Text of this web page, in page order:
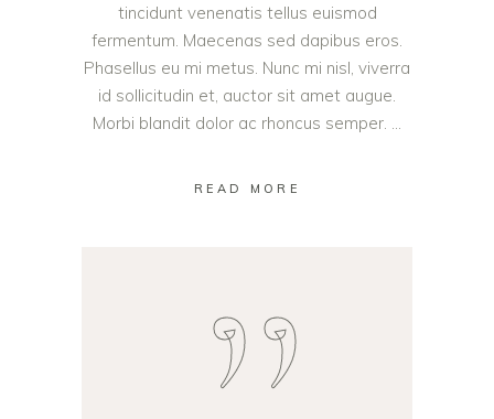
tincidunt venenatis tellus euismod
fermentum. Maecenas sed dapibus eros.
Phasellus eu mi metus. Nunc mi nisl, viverra
id sollicitudin et, auctor sit amet augue.
Morbi blandit dolor ac rhoncus semper.
READ MORE